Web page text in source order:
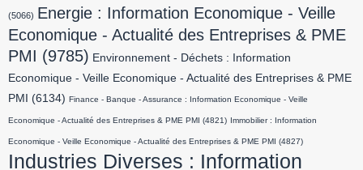
(5066) Energie : Information Economique - Veille
Economique - Actualité des Entreprises & PME
PMI (9785) Environnement - Déchets : Information
Economique - Veille Economique - Actualité des Entreprises & PME
PMI
(6134) Finance - Banque - Assurance : Information Economique - Veille
Economique - Actualité des Entreprises & PME PMI (4821) Immobilier : Information
Economique - Veille Economique - Actualité des Entreprises & PME PMI (4827)
Industries Diverses : Information